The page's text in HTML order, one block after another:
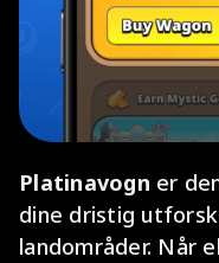
Platinavogn er
dine dristig
landområder. Når